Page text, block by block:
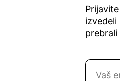
izvedeli
prebrali